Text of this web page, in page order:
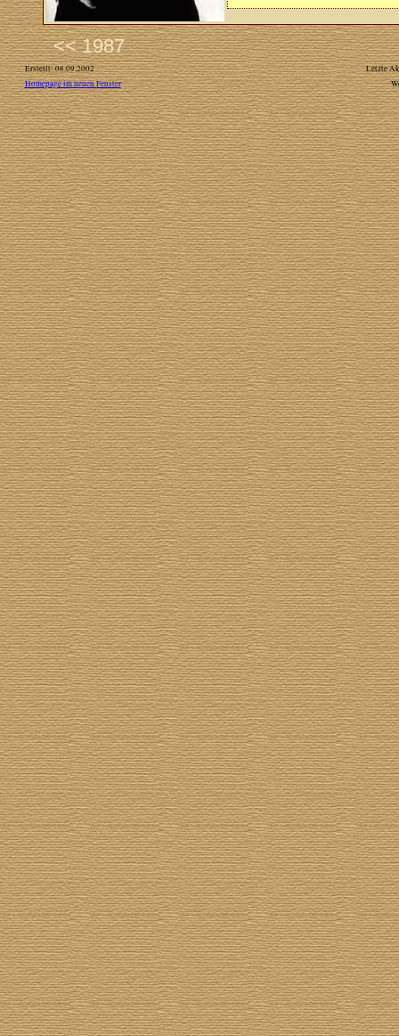
<< 1987
Erstellt: 08.09.2002
Letzte
Homepage im neuen Fenster